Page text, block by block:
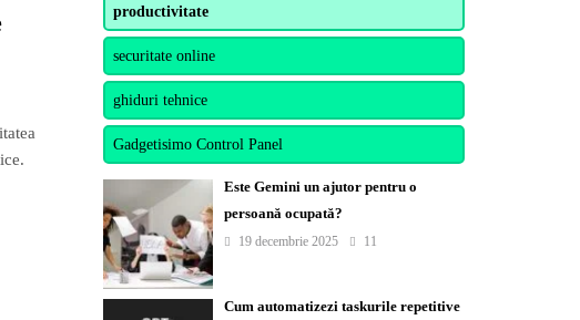
productivitate
securitate online
ghiduri tehnice
Gadgetisimo Control Panel
Este Gemini un ajutor pentru o
persoană ocupată?
19 decembrie 2025 11
Cum automatizezi taskurile repetitive